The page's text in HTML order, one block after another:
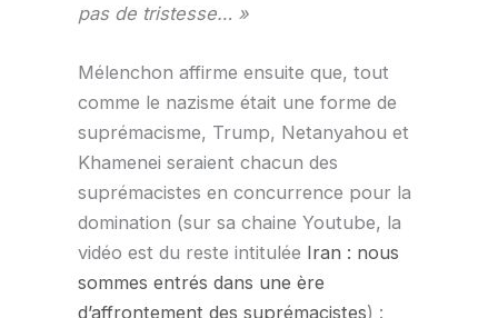
pas de tristesse… »
Mélenchon affirme ensuite que, tout
comme le nazisme était une forme de
suprémacisme, Trump, Netanyahou et
Khamenei seraient chacun des
suprémacistes en concurrence pour la
domination (sur sa chaine Youtube, la
vidéo est du reste intitulée Iran : nous
sommes entrés dans une ère
d’affrontement des suprémacistes) :